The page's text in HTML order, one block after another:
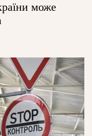
може